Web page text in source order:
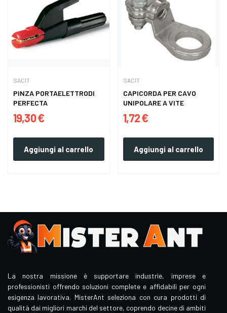
SACIT
PINZA PORTAELETTRODI
PERFECTA
19,30 €
Aggiungi al carrello
SACIT
CAPICORDA PER CAVO
UNIPOLARE A VITE
1,72 €
Aggiungi al carrello
La nostra missione è supportare industrie, imprese e
professionisti offrendo soluzioni complete e affidabili per ogni
esigenza lavorativa. MisterAnt seleziona con cura prodotti di
qualità dai migliori marchi del settore, coprendo decine di ambiti